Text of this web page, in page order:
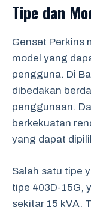
Tipe dan
Genset Perkins
model yang
pengguna. Di
dibedakan
penggunaan.
berkekuatan
yang dapat
Salah satu tipe
tipe 403D-15G,
sekitar 15 kVA.